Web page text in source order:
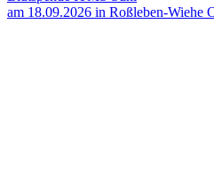
am 18.09.2026 in Roßleben-Wiehe